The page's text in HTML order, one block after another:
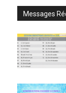
Messages